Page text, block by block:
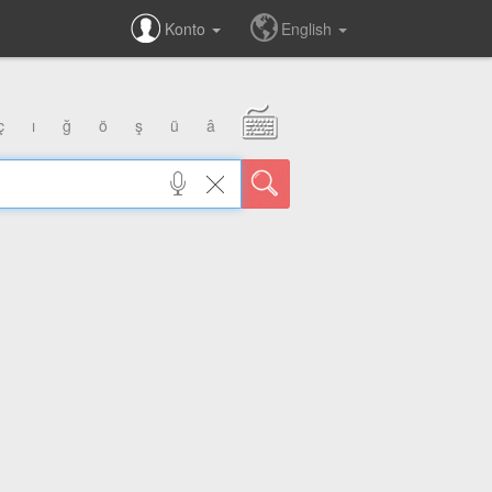
Konto English
ı ğ ö ş ü â